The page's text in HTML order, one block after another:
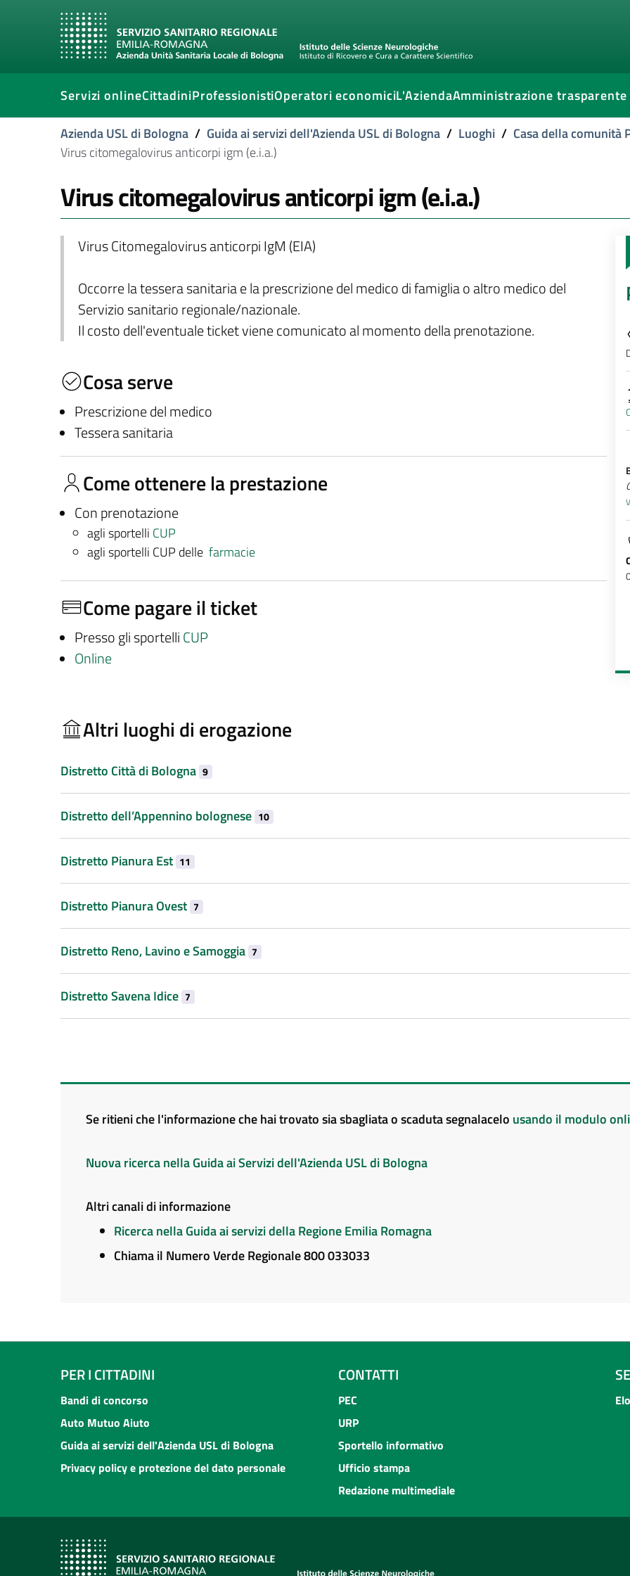
Servizi onlineCittadiniProfessionistiOperatori economiciL'AziendaAmministrazione trasparente
Azienda USL di Bologna / Guida ai servizi dell'Azienda USL di Bologna / Luoghi / Casa della comunità
Virus citomegalovirus anticorpi igm (e.i.a.)
Virus citomegalovirus anticorpi igm (e.i.a.)
Virus Citomegalovirus anticorpi IgM (EIA)
Occorre la tessera sanitaria e la prescrizione del medico di famiglia o altro medico del
Servizio sanitario regionale/nazionale.
Il costo dell'eventuale ticket viene comunicato al momento della prenotazione.
Cosa serve
Prescrizione del medico
Tessera sanitaria
Come ottenere la prestazione
Con prenotazione
agli sportelli CUP
agli sportelli CUP delle farmacie
Come pagare il ticket
Presso gli sportelli CUP
Online
Altri luoghi di erogazione
Distretto Città di Bologna 9
Distretto dell’Appennino bolognese 10
Distretto Pianura Est 11
Distretto Pianura Ovest 7
Distretto Reno, Lavino e Samoggia 7
Distretto Savena Idice 7
Se ritieni che l'informazione che hai trovato sia sbagliata o scaduta segnalacelo usando il modulo
Nuova ricerca nella Guida ai Servizi dell'Azienda USL di Bologna
Altri canali di informazione
Ricerca nella Guida ai servizi della Regione Emilia Romagna
Chiama il Numero Verde Regionale 800 033033
PER I CITTADINI
Bandi di concorso
Auto Mutuo Aiuto
Guida ai servizi dell'Azienda USL di Bologna
Privacy policy e protezione del dato personale
CONTATTI
PEC
URP
Sportello informativo
Ufficio stampa
Redazione multimediale